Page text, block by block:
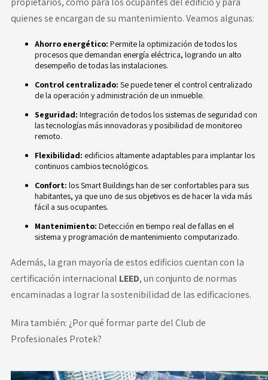
quienes se encargan de su mantenimiento. Veamos algunas:
Ahorro energético: Permite la optimización de todos los
procesos que demandan energía eléctrica, logrando un alto
desempeño de todas las instalaciones.
Control centralizado: Se puede tener el control centralizado
de la operación y administración de un inmueble.
Seguridad: Integración de todos los sistemas de seguridad con
las tecnologías más innovadoras y posibilidad de monitoreo
remoto.
Flexibilidad: edificios altamente adaptables para implantar los
continuos cambios tecnológicos.
Confort: los Smart Buildings han de ser confortables para sus
habitantes, ya que uno de sus objetivos es de hacer la vida más
fácil a sus ocupantes.
Mantenimiento: Detección en tiempo real de fallas en el
sistema y programación de mantenimiento computarizado.
Además, la gran mayoría de estos edificios cuentan con la
certificación internacional LEED, un conjunto de normas
encaminadas a lograr la sostenibilidad de las edificaciones.
Mira también: ¿Por qué formar parte del Club de
Profesionales Protek?